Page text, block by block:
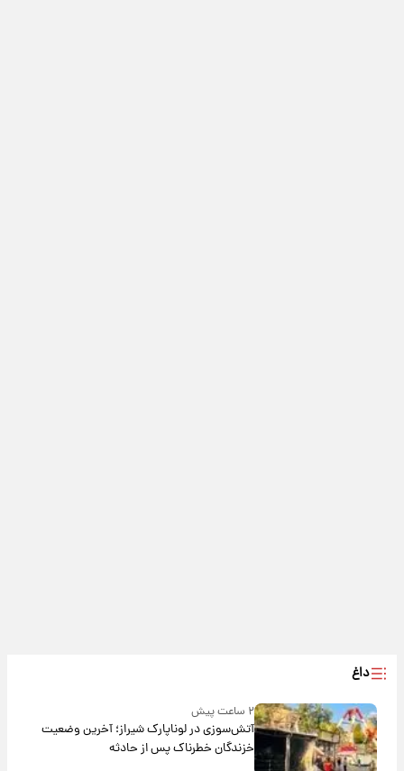
داغ
۲ ساعت پیش
آتش‌سوزی در لوناپارک شیراز؛ آخرین وضعیت
خزندگان خطرناک پس از حادثه